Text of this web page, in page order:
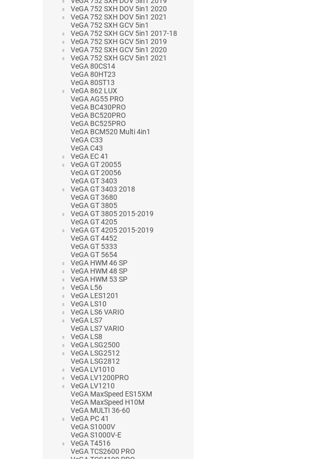
VeGA 752 SXH DOV 5in1 2020
VeGA 752 SXH DOV 5in1 2021
VeGA 752 SXH GCV 5in1
VeGA 752 SXH GCV 5in1 2017-18
VeGA 752 SXH GCV 5in1 2019
VeGA 752 SXH GCV 5in1 2020
VeGA 752 SXH GCV 5in1 2021
VeGA 80CS14
VeGA 80HT23
VeGA 80ST13
VeGA 862 LUX
VeGA AG55 PRO
VeGA BC430PRO
VeGA BC520PRO
VeGA BC525PRO
VeGA BCM520 Multi 4in1
VeGA C33
VeGA C43
VeGA EC 41
VeGA GT 20055
VeGA GT 20056
VeGA GT 3403
VeGA GT 3403 2018
VeGA GT 3680
VeGA GT 3805
VeGA GT 3805 2015-2019
VeGA GT 4205
VeGA GT 4205 2015-2019
VeGA GT 4452
VeGA GT 5333
VeGA GT 5654
VeGA HWM 46 SP
VeGA HWM 48 SP
VeGA HWM 53 SP
VeGA L56
VeGA LES1201
VeGA LS10
VeGA LS6 VARIO
VeGA LS7
VeGA LS7 VARIO
VeGA LS8
VeGA LSG2500
VeGA LSG2512
VeGA LSG2812
VeGA LV1010
VeGA LV1200PRO
VeGA LV1210
VeGA MaxSpeed ES15XM
VeGA MaxSpeed H10M
VeGA MULTI 36-60
VeGA PC 41
VeGA S1000V
VeGA S1000V-E
VeGA T4516
VeGA TCS2600 PRO